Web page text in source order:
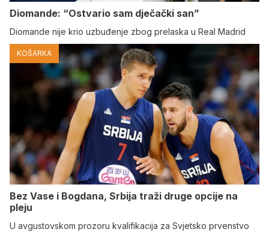
Diomande: “Ostvario sam dječački san”
Diomande nije krio uzbuđenje zbog prelaska u Real Madrid
KOŠARKA
Bez Vase i Bogdana, Srbija traži druge opcije na
pleju
U avgustovskom prozoru kvalifikacija za Svjetsko prvenstvo